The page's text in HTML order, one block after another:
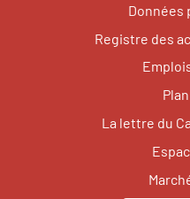
Données
Registre des
La lettre du